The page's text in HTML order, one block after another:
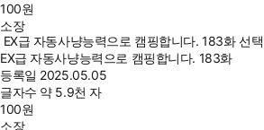
100원
소장
EX급 자동사냥능력으로 캠핑합니다. 183화 선택
EX급 자동사냥능력으로 캠핑합니다. 183화
등록일 2025.05.05
글자수 약 5.9천 자
100원
소장